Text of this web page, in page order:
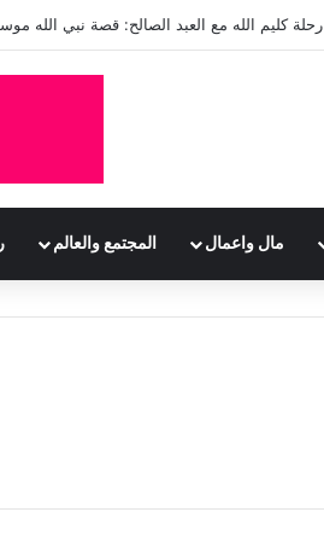
رحلة كليم الله مع العبد الصالح: قصة نبي الله
مال واعمال المجتمع والعالم